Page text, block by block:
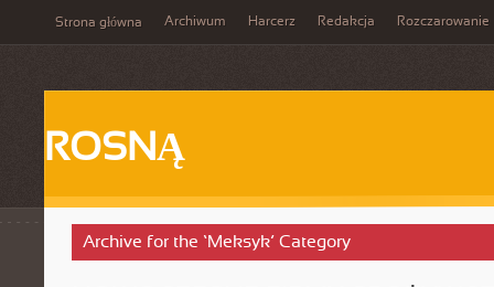
Strona główna Archiwum Harcerz Redakcja Rozczarowanie
ROSNĄ
Archive for the ‘Meksyk’ Category